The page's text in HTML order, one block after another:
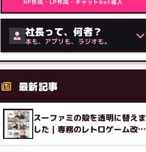
HP作成・LP作成・チャットbot導入
社長って、何者？
本も、アプリも、ラジオも。
最新記事
スーファミの殻を透明に替えま
した｜専務のレトロゲーム改造